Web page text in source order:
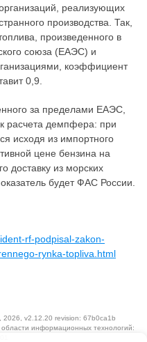
реализующих
производства. Так,
произведенного в
союза (ЕАЭС) и
коэффициент
0,9.
за пределами ЕАЭС,
расчета демпфера: при
исходя из импортного
цене бензина на
доставку из морских
будет ФАС России.
rf-podpisal-zakon-
rynka-topliva.html
, 2026, v2.12.20 revision: 67b0ca1b
информационных технологий: